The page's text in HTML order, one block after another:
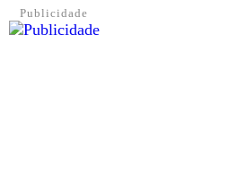
Publicidade